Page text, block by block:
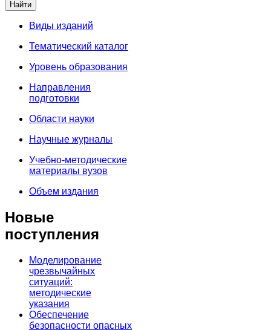
Виды изданий
Тематический каталог
Уровень образования
Направления
подготовки
Области науки
Научные журналы
Учебно-методические
материалы вузов
Объем издания
Новые
поступления
Моделирование
чрезвычайных
ситуаций:
методические
указания
Обеспечение
безопасности опасных